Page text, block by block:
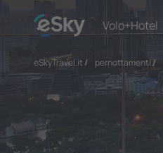
Volo+Hotel
eSkyTravel.it / pernottamenti/